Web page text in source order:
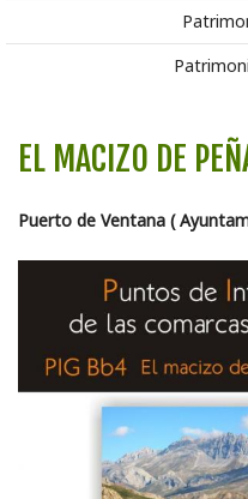
EL MACIZO DE
Puerto de Ventana (